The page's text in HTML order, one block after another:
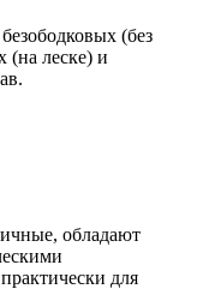
(без
(на леске) и
обладают
для